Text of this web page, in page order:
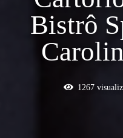
Bistrô
1267